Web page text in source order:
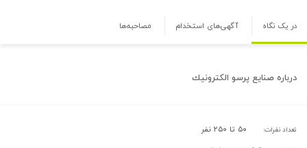
در یک نگاه آگهی‌های استخدام مصاحبه‌ها
درباره صنايع پرسو الكترونيك
تعداد نفرات: ۵۰ تا ۲۵۰ نفر